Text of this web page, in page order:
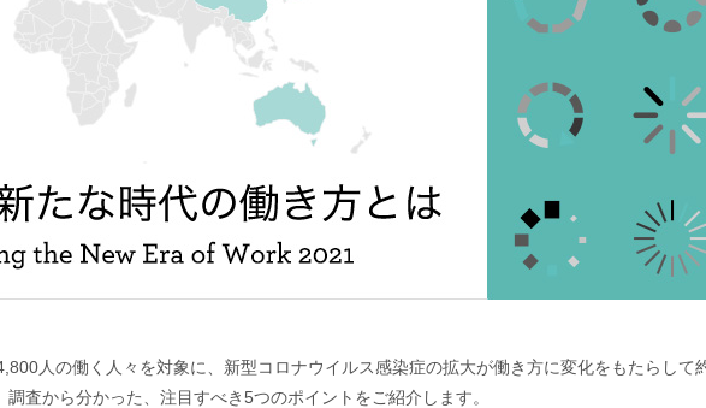
人の働く人々を対象に、新型コロナウイルス感染症の拡大が働き方に変化をもたらして
査から分かった、注目すべき5つのポイントをご紹介します。